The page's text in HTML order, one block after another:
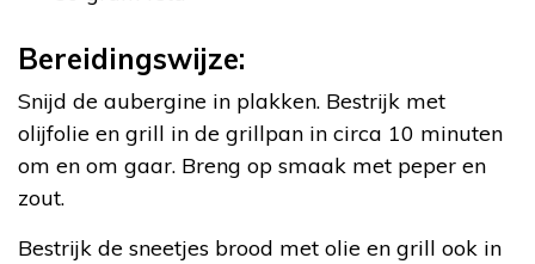
Bereidingswijze:
Snijd de aubergine in plakken. Bestrijk met
olijfolie en grill in de grillpan in circa 10 minuten
om en om gaar. Breng op smaak met peper en
zout.
Bestrijk de sneetjes brood met olie en grill ook in